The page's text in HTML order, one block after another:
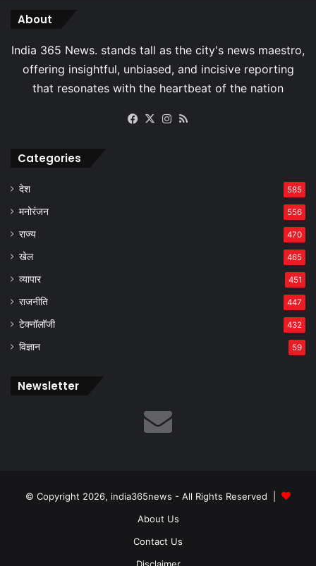
About
Facebook
X Instagram
Categories
देश 585
मनोरंजन 556
राज्य 470
खेल 465
व्यापार 451
राजनीति 447
टेक्नॉलॉजी 432
विज्ञान 59
Newsletter
© Copyright 2026, india365news - All Rights Reserved |
About Us
Contact Us